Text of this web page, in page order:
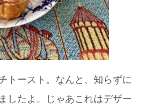
トースト。なんと、知らずに
したよ。じゃあこれはデザー